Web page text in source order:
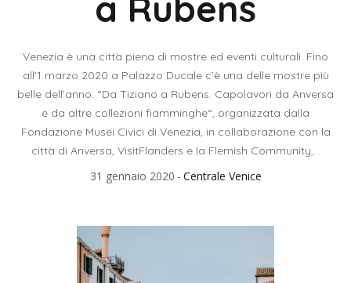
Venezia è una città piena di mostre ed eventi culturali. Fino
all’1 marzo 2020 a Palazzo Ducale c’è una delle mostre più
belle dell’anno: “Da Tiziano a Rubens. Capolavori da Anversa
e da altre collezioni fiamminghe“, organizzata dalla
Fondazione Musei Civici di Venezia, in collaborazione con la
città di Anversa, VisitFlanders e la Flemish Community,...
31 gennaio 2020 Centrale Venice